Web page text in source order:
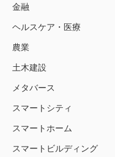
金融
ヘルスケア・医療
農業
土木建設
メタバース
スマートシティ
スマートホーム
スマートビルディング